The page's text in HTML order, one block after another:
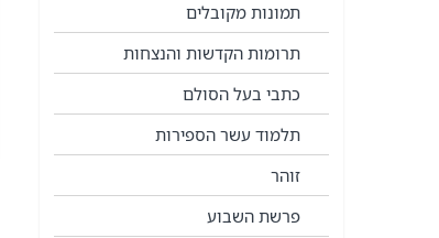
תמונות מקובלים
תרומות הקדשות והנצחות
כתבי בעל הסולם
תלמוד עשר הספירות
זוהר
פרשת השבוע